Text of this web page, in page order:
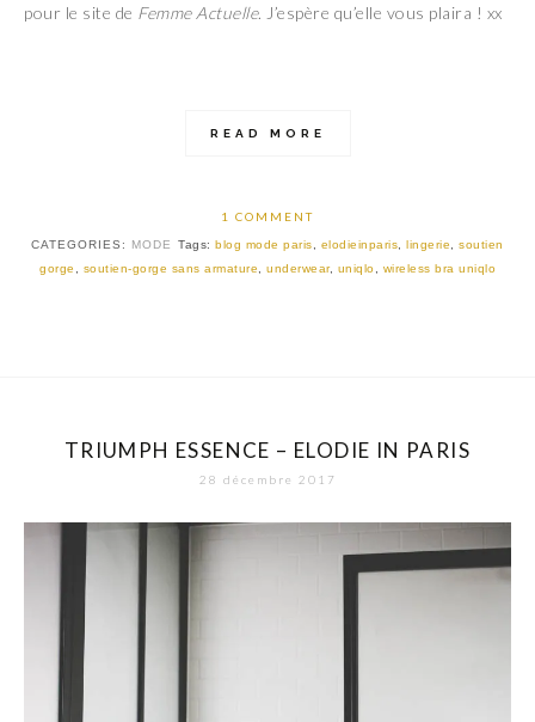
pour le site de Femme Actuelle. J’espère qu’elle vous plaira ! xx
READ MORE
1 COMMENT
CATEGORIES: MODE Tags:blog mode paris elodieinparis ,lingerie ,soutien
gorge
soutien-gorge sans armature underwear, uniqlo wireless bra uniqlo
TRIUMPH ESSENCE – ELODIE IN PARIS
28 décembre 2017